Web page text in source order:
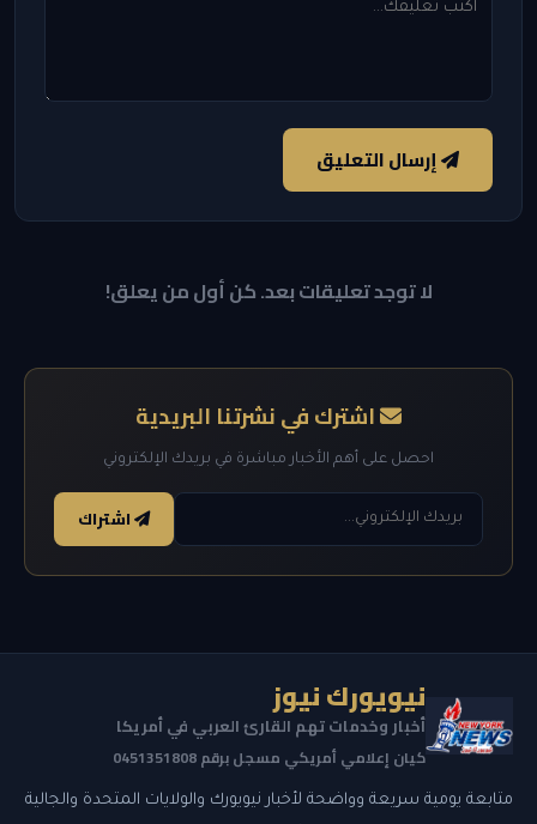
إرسال التعليق
لا توجد تعليقات بعد. كن أول من يعلق!
اشترك في نشرتنا البريدية
احصل على أهم الأخبار مباشرة في بريدك الإلكتروني
اشتراك
نيويورك نيوز
أخبار وخدمات تهم القارئ العربي في أمريكا
كيان إعلامي أمريكي مسجل برقم 0451351808
متابعة يومية سريعة وواضحة لأخبار نيويورك والولايات المتحدة والجالية